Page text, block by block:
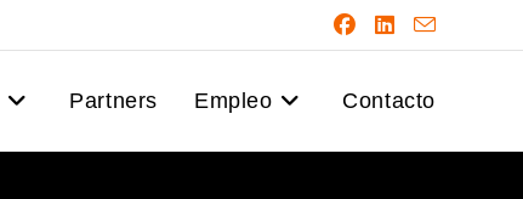
Partners Empleo Contacto